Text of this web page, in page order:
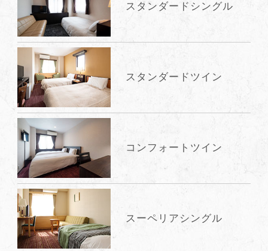
スタンダードシングル
スタンダードツイン
コンフォートツイン
スーペリアシングル